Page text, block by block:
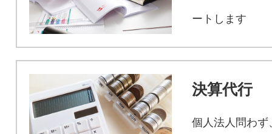
ートします
決算代行
個人法人問わず